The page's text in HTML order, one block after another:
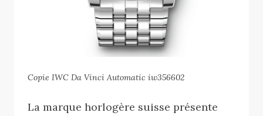
Copie IWC Da Vinci Automatic iw356602
La marque horlogère suisse présente